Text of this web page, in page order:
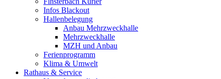
Infos Blackout
Hallenbelegung
Anbau Mehrzweckhalle
Mehrzweckhalle
MZH und Anbau
Ferienprogramm
Klima & Umwelt
Rathaus & Service